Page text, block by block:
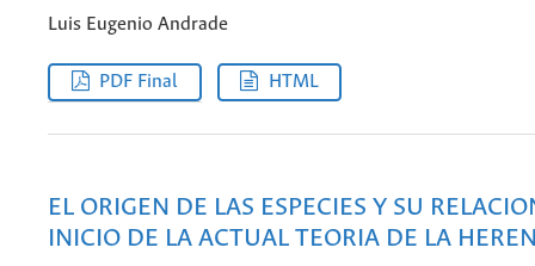
Luis Eugenio Andrade
PDF Final HTML
EL ORIGEN DE LAS ESPECIES Y SU
INICIO DE LA ACTUAL TEORIA DE LA